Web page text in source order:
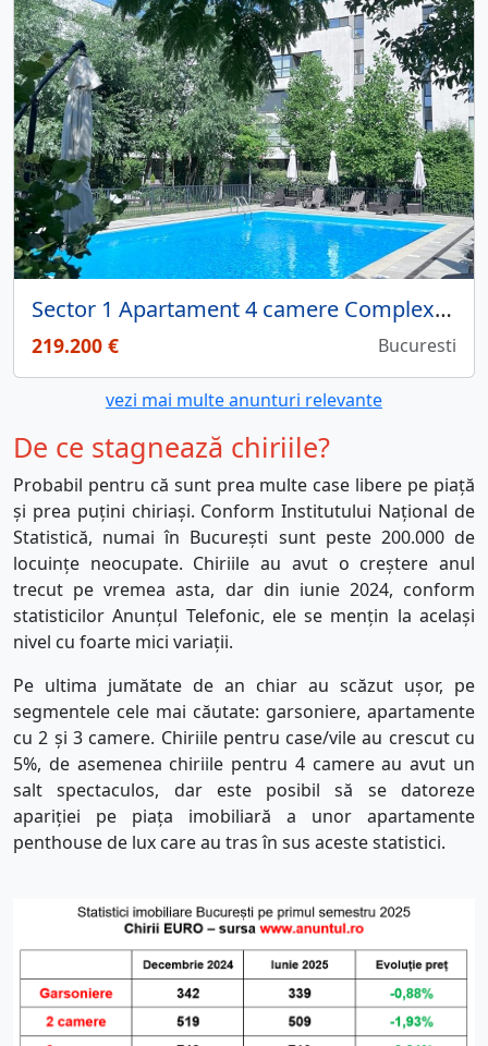
Sector 1 Apartament 4 camere Complex Rezidential AtriaResort
219.200 € Bucuresti
vezi mai multe anunturi relevante
De ce stagnează chiriile?
Probabil pentru că sunt prea multe case libere pe piață
și prea puțini chiriași. Conform Institutului Național de
Statistică, numai în București sunt peste 200.000 de
locuințe neocupate. Chiriile au avut o creștere anul
trecut pe vremea asta, dar din iunie 2024, conform
statisticilor Anunțul Telefonic, ele se mențin la același
nivel cu foarte mici variații.
Pe ultima jumătate de an chiar au scăzut ușor, pe
segmentele cele mai căutate: garsoniere, apartamente
cu 2 și 3 camere. Chiriile pentru case/vile au crescut cu
5%, de asemenea chiriile pentru 4 camere au avut un
salt spectaculos, dar este posibil să se datoreze
apariției pe piața imobiliară a unor apartamente
penthouse de lux care au tras în sus aceste statistici.